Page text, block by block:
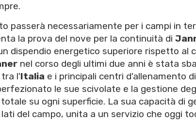
passerà necessariamente per i campi in
la prova del nove per la continuità di
dispendio energetico superiore rispetto al
nel corso degli ultimi due anni è stata
l'Italia e i principali centri d'allenamento di
le sue scivolate e la gestione
su ogni superficie. La sua capacità di
del campo, unita a un servizio che oggi